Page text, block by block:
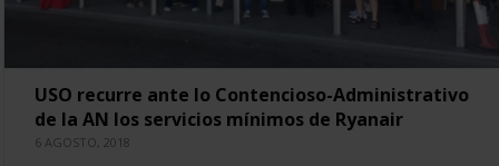
USO recurre ante lo Contencioso-Administrativo
de la AN los servicios mínimos de Ryanair
6 AGOSTO, 2018